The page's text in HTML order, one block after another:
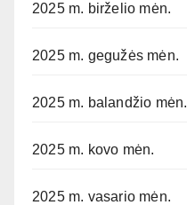
2025 m. birželio mėn.
2025 m. gegužės mėn.
2025 m. balandžio mėn.
2025 m. kovo mėn.
2025 m. vasario mėn.